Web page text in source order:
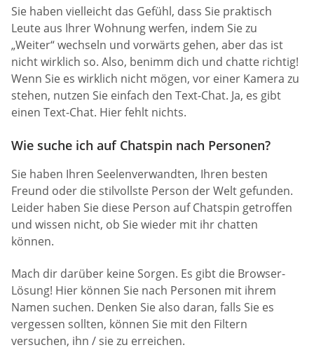
Sie haben vielleicht das Gefühl, dass Sie praktisch
Leute aus Ihrer Wohnung werfen, indem Sie zu
„Weiter“ wechseln und vorwärts gehen, aber das ist
nicht wirklich so. Also, benimm dich und chatte richtig!
Wenn Sie es wirklich nicht mögen, vor einer Kamera zu
stehen, nutzen Sie einfach den Text-Chat. Ja, es gibt
einen Text-Chat. Hier fehlt nichts.
Wie suche ich auf Chatspin nach Personen?
Sie haben Ihren Seelenverwandten, Ihren besten
Freund oder die stilvollste Person der Welt gefunden.
Leider haben Sie diese Person auf Chatspin getroffen
und wissen nicht, ob Sie wieder mit ihr chatten
können.
Mach dir darüber keine Sorgen. Es gibt die Browser-
Lösung! Hier können Sie nach Personen mit ihrem
Namen suchen. Denken Sie also daran, falls Sie es
vergessen sollten, können Sie mit den Filtern
versuchen, ihn / sie zu erreichen.